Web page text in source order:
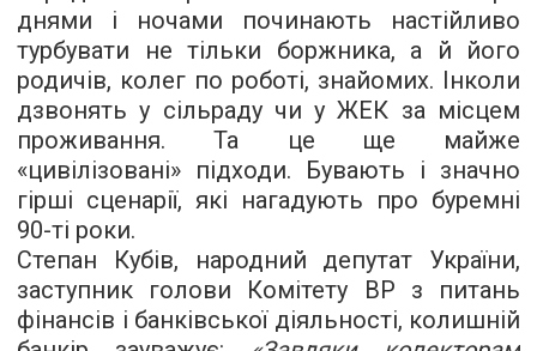
днями і ночами починають настійливо
турбувати не тільки боржника, а й його
родичів, колег по роботі, знайомих. Інколи
дзвонять у сільраду чи у ЖЕК за місцем
проживання. Та це ще майже
«цивілізовані» підходи. Бувають і значно
гірші сценарії, які нагадують про буремні
90-ті роки.
Степан Кубів, народний депутат України,
заступник голови Комітету ВР з питань
фінансів і банківської діяльності, колишній